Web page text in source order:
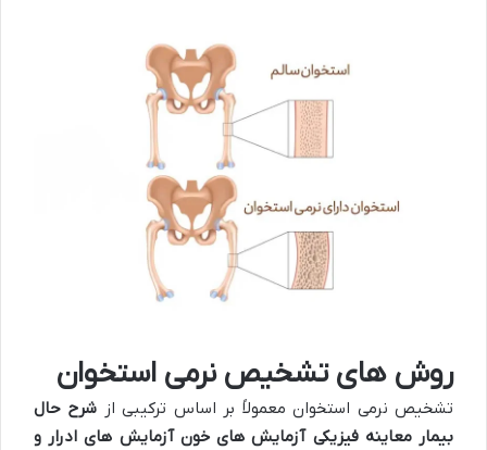
روش های تشخیص نرمی استخوان
تشخیص نرمی استخوان معمولاً بر اساس ترکیبی از شرح حال
بیمار معاینه فیزیکی آزمایش های خون آزمایش های ادرار و